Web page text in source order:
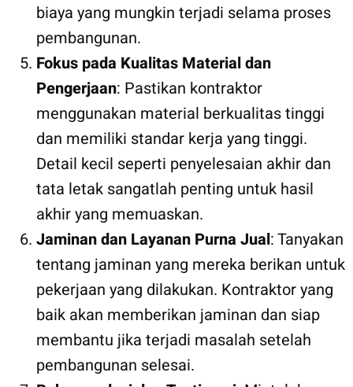
biaya yang mungkin terjadi selama proses
pembangunan.
Fokus pada Kualitas Material dan
Pengerjaan: Pastikan kontraktor
menggunakan material berkualitas tinggi
dan memiliki standar kerja yang tinggi.
Detail kecil seperti penyelesaian akhir dan
tata letak sangatlah penting untuk hasil
akhir yang memuaskan.
Jaminan dan Layanan Purna Jual: Tanyakan
tentang jaminan yang mereka berikan untuk
pekerjaan yang dilakukan. Kontraktor yang
baik akan memberikan jaminan dan siap
membantu jika terjadi masalah setelah
pembangunan selesai.